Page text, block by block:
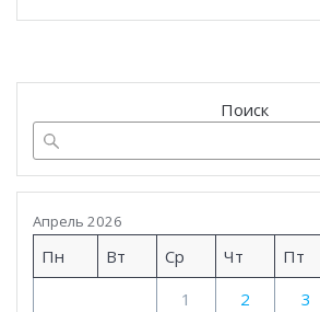
Поиск
Апрель 2026
Пн Вт Ср Чт Пт
1
2 3